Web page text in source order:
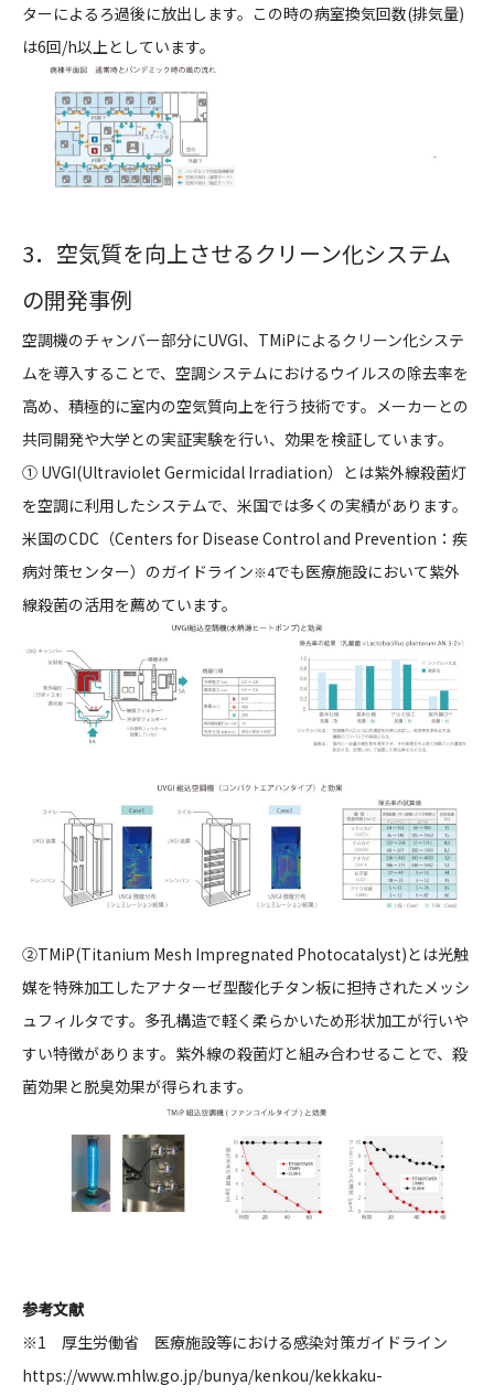
ターによるろ過後に放出します。この時の病室換気回数(排気量)
は6回/h以上としています。
3．空気質を向上させるクリーン化システム
の開発事例
空調機のチャンバー部分にUVGI、TMiPによるクリーン化システ
ムを導入することで、空調システムにおけるウイルスの除去率を
高め、積極的に室内の空気質向上を行う技術です。メーカーとの
共同開発や大学との実証実験を行い、効果を検証しています。
① UVGI(Ultraviolet Germicidal Irradiation）とは紫外線殺菌灯
を空調に利用したシステムで、米国では多くの実績があります。
米国のCDC（Centers for Disease Control and Prevention：疾
病対策センター）のガイドライン※4でも医療施設において紫外
線殺菌の活用を薦めています。
②TMiP(Titanium Mesh Impregnated Photocatalyst)とは光触
媒を特殊加工したアナターゼ型酸化チタン板に担持されたメッシ
ュフィルタです。多孔構造で軽く柔らかいため形状加工が行いや
すい特徴があります。紫外線の殺菌灯と組み合わせることで、殺
菌効果と脱臭効果が得られます。
参考文献
※1 厚生労働省 医療施設等における感染対策ガイドライン
https://www.mhlw.go.jp/bunya/kenkou/kekkaku-